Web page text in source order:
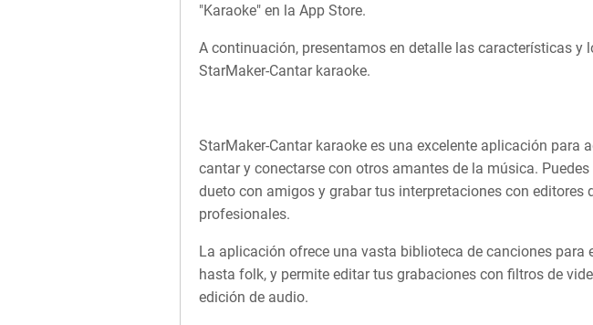
"Karaoke" en la App Store.
A continuación, presentamos en detalle las características y
StarMaker-Cantar karaoke.
StarMaker-Cantar karaoke es una excelente aplicación para
cantar y conectarse con otros amantes de la música.
dueto con amigos y grabar tus interpretaciones con editores
profesionales.
La aplicación ofrece una vasta biblioteca de canciones para
hasta folk, y permite editar tus grabaciones con filtros de
edición de audio.